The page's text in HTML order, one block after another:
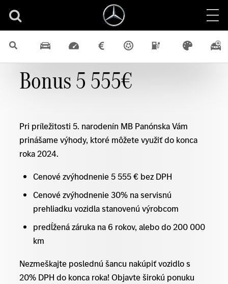
Bonus 5 555€
Pri príležitosti 5. narodenín MB Panónska Vám
prinášame výhody, ktoré môžete využiť do konca
roka 2024.
Cenové zvýhodnenie 5 555 € bez DPH
Cenové zvýhodnenie 30% na servisnú
prehliadku vozidla stanovenú výrobcom
predĺžená záruka na 6 rokov, alebo do 200 000
km
Nezmeškajte poslednú šancu nakúpiť vozidlo s
20% DPH do konca roka! Objavte širokú ponuku